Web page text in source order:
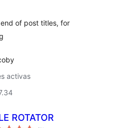
of post titles, for
activas
ROTATOR